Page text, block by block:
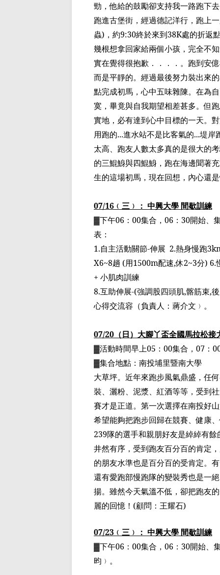
勁，他給的鼓勵卻支持我一路跑下
跑進古堡街，經過德記洋行，跑上
蟲) ，約9:30終於來到38K處的折返
幾根想拿回家給兩個小孩，完全不
實在覺得很抱歉．．．．。跑到安
而是平靜的。經過最後努力裝出來
點完成初馬 ，心中五味雜陳。在為
寞，畢竟與自我期望相差甚多。但
實地，必有達到心中目標的一天。
用跑的...進水站不是比客氣的...堤岸
太高、跑友人數太多真的是很大的
的三鯤鯓與四鯤鯓 ，跑在海邊聞著
生的這場初馬 ，現在回想，內心還
07/16 ﹙ 三 ﹚ ： 中興大學 間歇訓練
▓下午06 ： 00集合， 06 ： 30開始、
表：
1.自主活動關節-伸展 2.熱身慢跑
X6~8趟 (用1500m配速,休2~3分) 6.
+ 小肌肉訓練
8.互助伸展-(強調股四頭肌,髂筋束,
心得交流容 （負責人：蔣介文 ﹚ 。
07/20 （日）大腳丫盃全國馬拉松接
▓活動時間早上05 ： 00集合， 07 ：
▓集合地點：南投埔里暨南大學
大草坪。近年來跑步風氣鼎盛，任
裝、 灑粉、泥漿、紅酒等等，受到
賽才是正道。第一次選擇在南投好
希望能夠把跑步回歸在競賽、健康
239隊的選手和親朋好友是綽綽有
井然有序， 受到跑友百分百的肯定
的朋友水準也是百分百的受肯定。
還有愛跑部慢跑隊的變裝秀也是一
揚。雖然今天氣溫不低，卻把跑友的
麗的回憶！ (顧問：王耀石)
07/23 ﹙ 三 ﹚ ： 中興大學 間歇訓練
▓下午06 ： 00集合， 06 ： 30開始、
昀 ﹚ 。